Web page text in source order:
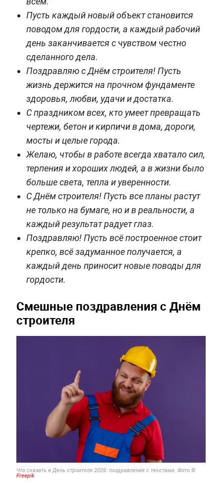
Пусть каждый новый объект становится
поводом для гордости, а каждый рабочий
день заканчивается с чувством честно
сделанного дела.
Поздравляю с Днём строителя! Пусть
жизнь держится на прочном фундаменте
здоровья, любви, удачи и достатка.
С праздником всех, кто умеет превращать
чертежи, бетон и кирпичи в дома, дороги,
мосты и целые города.
Желаю, чтобы в работе всегда хватало сил,
терпения и хороших людей, а в жизни было
больше света, тепла и уверенности.
С Днём строителя! Пусть все планы растут
не только на бумаге, но и в реальности, а
каждый результат радует глаз.
Поздравляю! Пусть всё построенное стоит
крепко, всё задуманное получается, а
каждый день приносит новые поводы для
гордости.
Смешные поздравления с Днём
строителя
Что сказать в День строителя 2026: поздравления с текстами. Фото ©
Freepik